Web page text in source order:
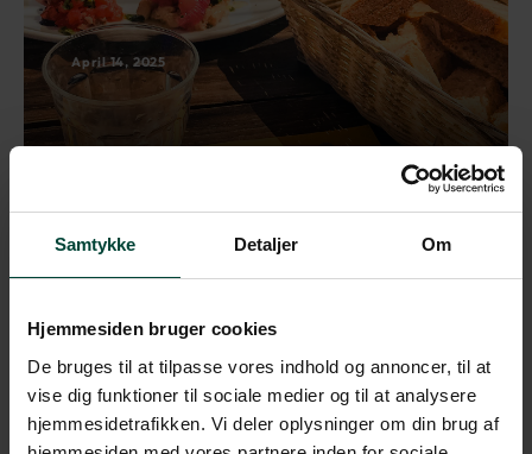
Samtykke Detaljer Om
Hjemmesiden bruger cookies
De bruges til at tilpasse vores indhold og annoncer, til at
vise dig funktioner til sociale medier og til at analysere
hjemmesidetrafikken. Vi deler oplysninger om din brug af
April 14, 2025
som rejseleder